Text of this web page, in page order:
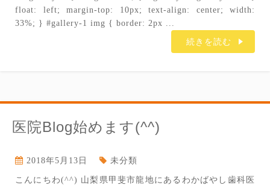
float: left; margin-top: 10px; text-align: center; width:
33%; } #gallery-1 img { border: 2px ...
続きを読む
医院Blog始めます(^^)
2018年5月13日 未分類
こんにちわ(^^) 山梨県甲斐市龍地にあるわかばやし歯科医